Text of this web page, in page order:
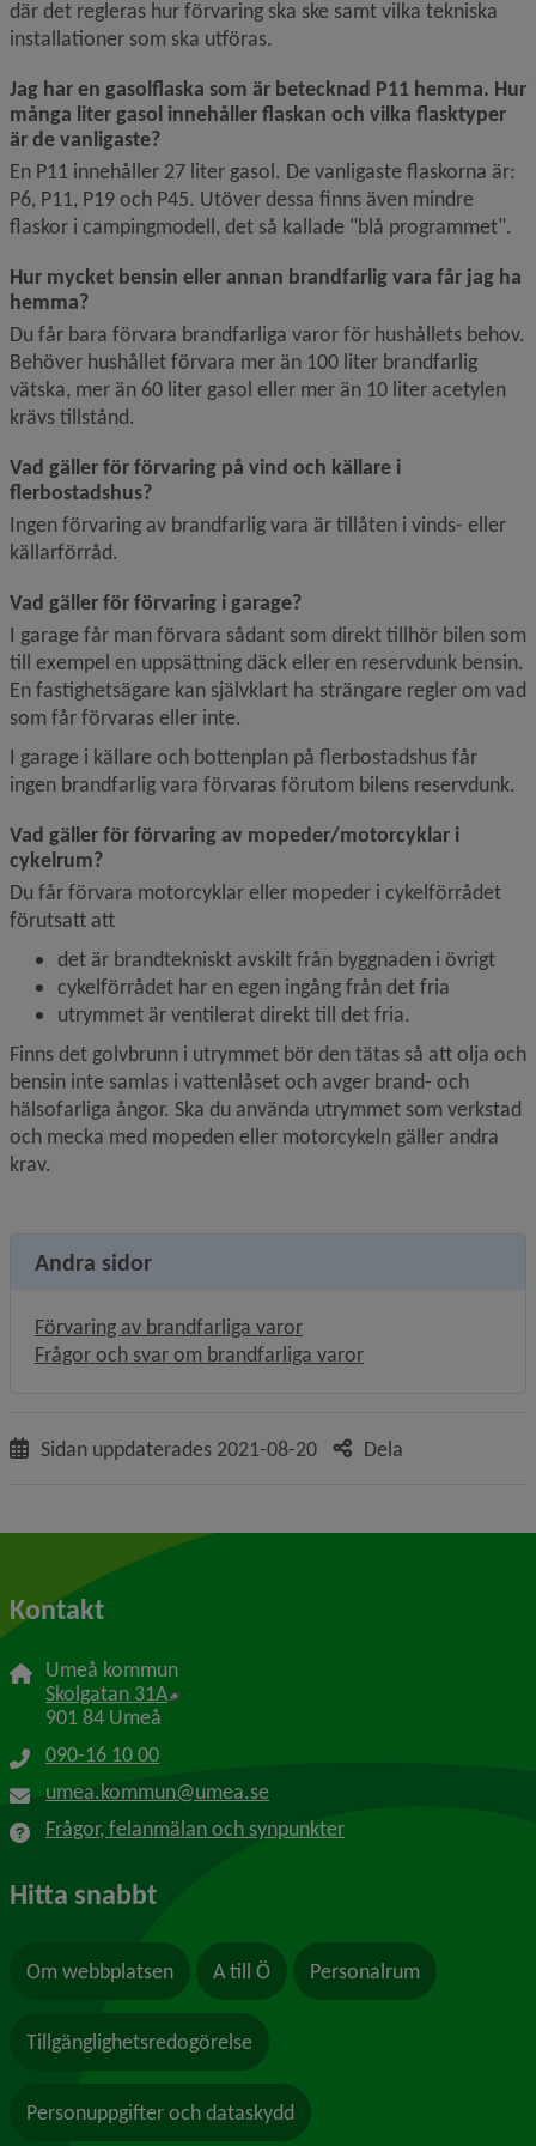
där det regleras hur förvaring ska ske samt vilka tekniska
installationer som ska utföras.
Jag har en gasolflaska som är betecknad P11 hemma. Hur
många liter gasol innehåller flaskan och vilka flasktyper
är de vanligaste?
En P11 innehåller 27 liter gasol. De vanligaste flaskorna är:
P6, P11, P19 och P45. Utöver dessa finns även mindre
flaskor i campingmodell, det så kallade "blå programmet".
Hur mycket bensin eller annan brandfarlig vara får jag ha
hemma?
Du får bara förvara brandfarliga varor för hushållets behov.
Behöver hushållet förvara mer än 100 liter brandfarlig
vätska, mer än 60 liter gasol eller mer än 10 liter acetylen
krävs tillstånd.
Vad gäller för förvaring på vind och källare i
flerbostadshus?
Ingen förvaring av brandfarlig vara är tillåten i vinds- eller
källarförråd.
Vad gäller för förvaring i garage?
I garage får man förvara sådant som direkt tillhör bilen som
till exempel en uppsättning däck eller en reservdunk bensin.
En fastighetsägare kan självklart ha strängare regler om vad
som får förvaras eller inte.
I garage i källare och bottenplan på flerbostadshus får
ingen brandfarlig vara förvaras förutom bilens reservdunk.
Vad gäller för förvaring av mopeder/motorcyklar i
cykelrum?
Du får förvara motorcyklar eller mopeder i cykelförrådet
förutsatt att
det är brandtekniskt avskilt från byggnaden i övrigt
cykelförrådet har en egen ingång från det fria
utrymmet är ventilerat direkt till det fria.
Finns det golvbrunn i utrymmet bör den tätas så att olja och
bensin inte samlas i vattenlåset och avger brand- och
hälsofarliga ångor. Ska du använda utrymmet som verkstad
och mecka med mopeden eller motorcykeln gäller andra
krav.
Andra sidor
Förvaring av brandfarliga varor
Frågor och svar om brandfarliga varor
Sidan uppdaterades 2021-08-20 Dela
Kontakt
Umeå kommun
Skolgatan 31A Länk till annan webbplats, öppnas i nytt
901 84 Umeå
090-16 10 00
umea.kommun@umea.se
Frågor, felanmälan och synpunkter
Hitta snabbt
Om webbplatsen A till Ö Personalrum
Tillgänglighetsredogörelse
Personuppgifter och dataskydd